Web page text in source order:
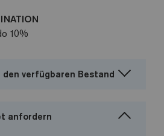
10%
den verfügbaren Bestand
anfordern